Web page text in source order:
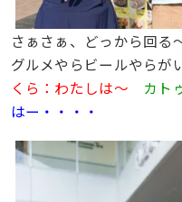
さぁさぁ、どっから回る
グルメやらビールやらが
くら：わたしは〜 カト
はー・・・・